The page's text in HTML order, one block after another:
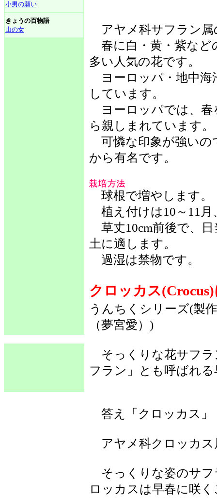
小男の願い
きょうの百物語
山の女
アヤメ科サフラン属
春に白・黄・紫など
多い人気の花です。
ヨーロッパ・地中海
しています。
ヨーロッパでは、春
ら親しまれています。
可憐な印象が強いの
から有名です。
球根で増やします。
植え付けは10～11月
草丈10cm前後で、
土に適します。
過湿は禁物です。
クロッカス
うんちくシリーズ(製
（夢宮愛）)
そっくりな花サフラ
フラン」とも呼ばれ
答え「クロッカス」
アヤメ科クロッカス
そっくりな姿のサフ
ロッカスは早春に咲